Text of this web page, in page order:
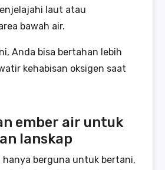
laut atau
bawah air.
Anda bisa bertahan lebih
kehabisan oksigen saat
ember air untuk
lanskap
hanya berguna untuk bertani,